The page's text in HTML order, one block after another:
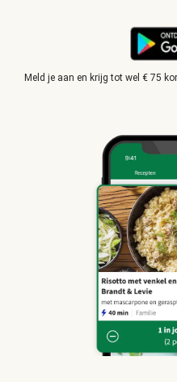
Meld je aan en krijg tot wel € 75